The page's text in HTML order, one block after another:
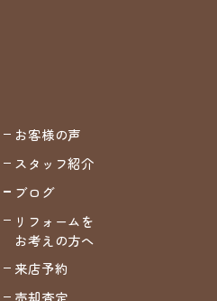
お客様の声
スタッフ紹介
ブログ
リフォームを
お考えの方へ
来店予約
売却査定